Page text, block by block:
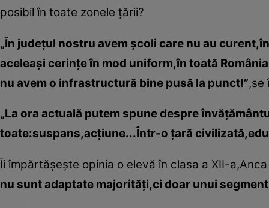
posibil în toate zonele ţării?
„În judeţul nostru avem şcoli care nu au
aceleaşi cerinţe în mod uniform,în toată
nu avem o infrastructură bine pusă la punct!”,se
„La ora actuală putem spune despre
toate:suspans,acţiune...Într-o ţară
Îi împărtăşeşte opinia o elevă în clasa a XII-
nu sunt adaptate majorităţi,ci doar unui segment